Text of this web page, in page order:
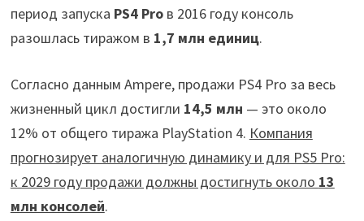
период запуска PS4 Proв 2016 году консоль
разошлась тиражом в 1,7 млн единиц.
Согласно данным Ampere, продажи PS4 Pro за весь
жизненный цикл достигли 14,5 млн — это около
12% от общего тиража PlayStation 4. Компания
прогнозирует аналогичную динамику и для PS5 Pro:
к 2029 году продажи должны достигнуть около 13
млн консолей.